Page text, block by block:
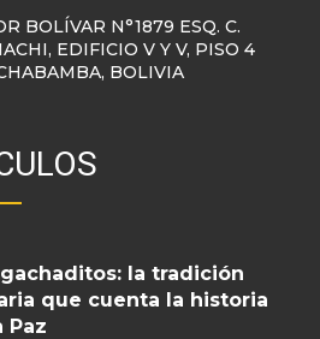
BOLÍVAR N°1879 ESQ. C.
EDIFICIO V Y V, PISO 4
BOLIVIA
la tradición
que cuenta la historia
Paz